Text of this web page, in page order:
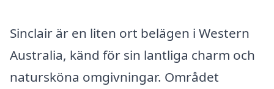
Sinclair är en liten ort belägen i Western
Australia, känd för sin lantliga charm och
natursköna omgivningar. Området